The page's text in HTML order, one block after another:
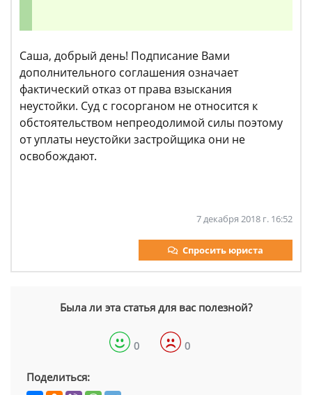
Саша, добрый день! Подписание Вами
дополнительного соглашения означает
фактический отказ от права взыскания
неустойки. Суд с госорганом не относится к
обстоятельством непреодолимой силы поэтому
от уплаты неустойки застройщика они не
освобождают.
7 декабря 2018 г. 16:52
Спросить юриста
Была ли эта статья для вас полезной?
0 0
Поделиться: